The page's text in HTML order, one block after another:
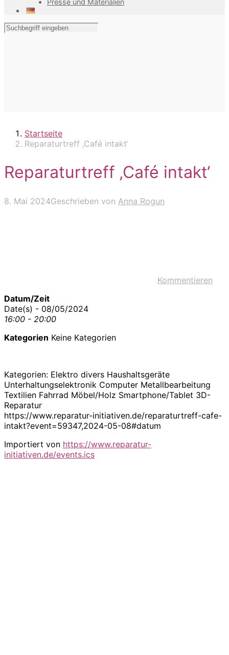
Presse und Materialien
Startseite
Reparaturtreff ‚Café intakt‘
Reparaturtreff ‚Café intakt‘
8. Mai 2024Geschrieben von Anna Rogun
Kommentieren
Datum/Zeit
Date(s) - 08/05/2024
16:00 - 20:00
Kategorien Keine Kategorien
Kategorien: Elektro divers Haushaltsgeräte
Unterhaltungselektronik Computer Metallbearbeitung
Textilien Fahrrad Möbel/Holz Smartphone/Tablet 3D-
Reparatur
https://www.reparatur-initiativen.de/reparaturtreff-cafe-
intakt?event=59347,2024-05-08#datum
Importiert von https://www.reparatur-
initiativen.de/events.ics